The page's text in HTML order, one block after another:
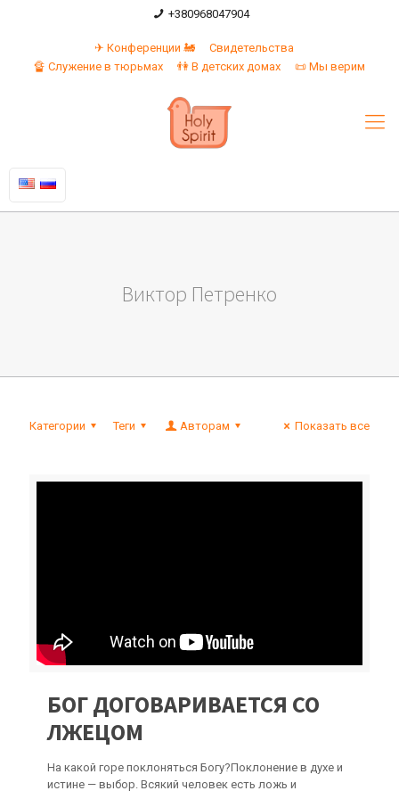
+380968047904
✈ Конференции 🚂
Свидетельства
🔏 Служение в тюрьмах
👫 В детских домах 📜 Мы верим
Виктор Петренко
Категории Теги Авторам Показать все
БОГ ДОГОВАРИВАЕТСЯ СО
ЛЖЕЦОМ
На какой горе поклоняться Богу?Поклонение в духе и
истине — выбор. Всякий человек есть ложь и